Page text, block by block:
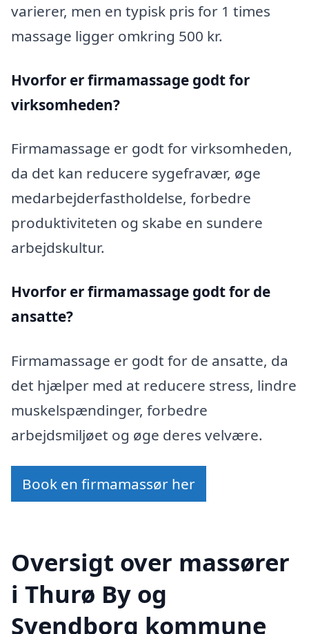
varierer, men en typisk pris for 1 times
massage ligger omkring 500 kr.
Hvorfor er firmamassage godt for
virksomheden?
Firmamassage er godt for virksomheden,
da det kan reducere sygefravær, øge
medarbejderfastholdelse, forbedre
produktiviteten og skabe en sundere
arbejdskultur.
Hvorfor er firmamassage godt for de
ansatte?
Firmamassage er godt for de ansatte, da
det hjælper med at reducere stress, lindre
muskelspændinger, forbedre
arbejdsmiljøet og øge deres velvære.
Book en firmamassør her
Oversigt over massører
i Thurø By og
Svendborg kommune